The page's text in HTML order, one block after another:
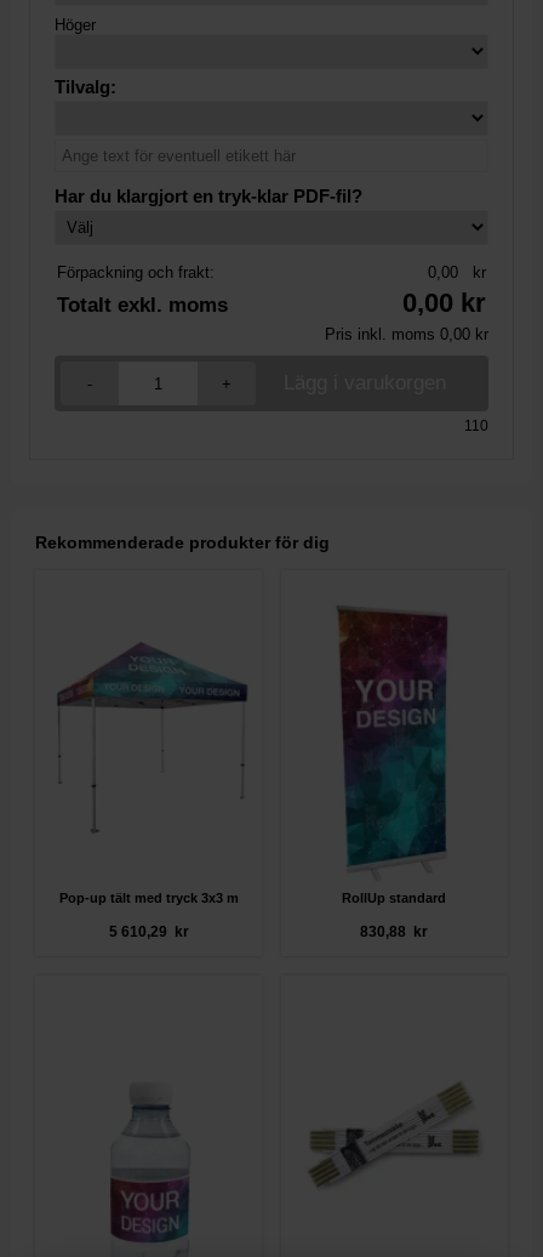
Höger
Tilvalg:
Har du klargjort en tryk-klar PDF-fil?
Förpackning och frakt: 0,00 kr
Totalt exkl. moms 0,00 kr
Pris inkl. moms0,00 kr
- +
110
Rekommenderade produkter för dig
Pop-up tält med tryck 3x3 m
5 610,29 kr
RollUp standard
830,88 kr